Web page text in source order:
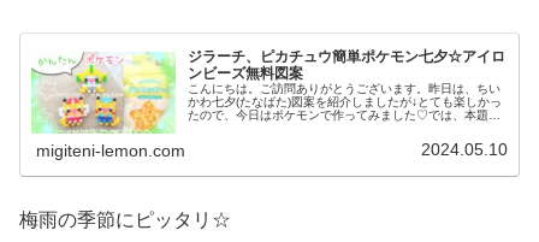
ジラーチ、ピカチュウ簡単ポケモン七夕☆アイロ
ンビーズ無料図案
こんにちは。ご訪問ありがとうございます。昨日は、ちい
かわ七夕(たなばた)図案を紹介しましたが↓とても楽しかっ
たので、今日はポケモンで作ってみました♡では、本題へ↓
migiteni-lemon.com 2024.05.10
梅雨の季節にピッタリ☆